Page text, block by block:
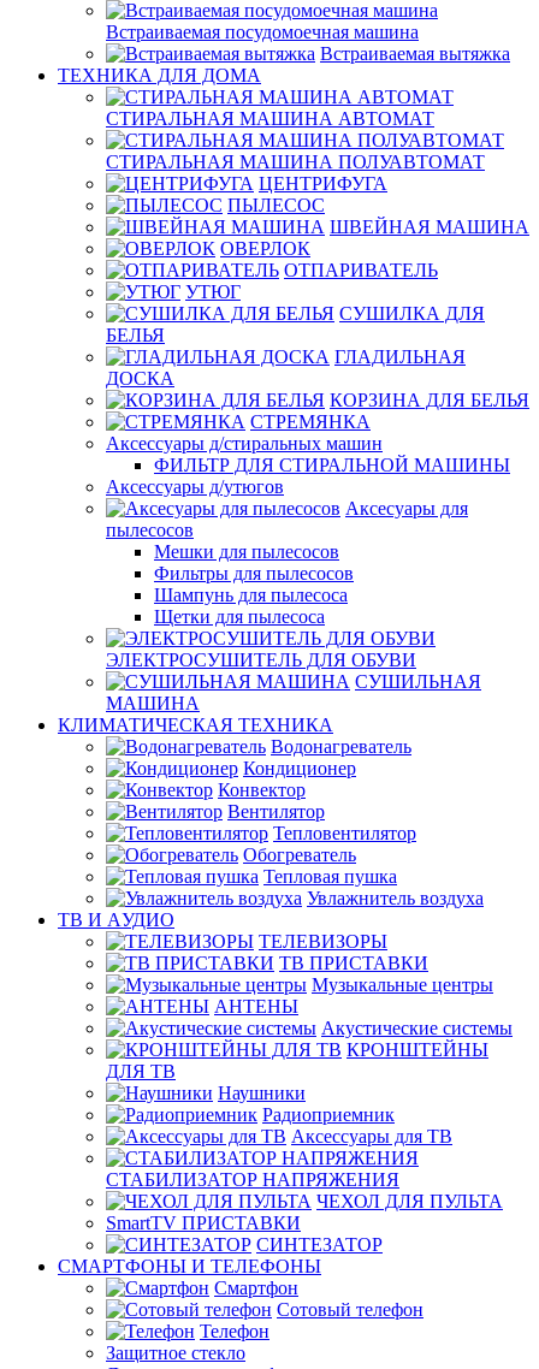
Встраиваемая посудомоечная машина
Встраиваемая вытяжка
ТЕХНИКА ДЛЯ ДОМА
СТИРАЛЬНАЯ МАШИНА АВТОМАТ
СТИРАЛЬНАЯ МАШИНА ПОЛУАВТОМАТ
ЦЕНТРИФУГА
ПЫЛЕСОС
ШВЕЙНАЯ МАШИНА
ОВЕРЛОК
ОТПАРИВАТЕЛЬ
УТЮГ
СУШИЛКА ДЛЯ
БЕЛЬЯ
ГЛАДИЛЬНАЯ
ДОСКА
КОРЗИНА ДЛЯ БЕЛЬЯ
СТРЕМЯНКА
Аксессуары д/стиральных машин
ФИЛЬТР ДЛЯ СТИРАЛЬНОЙ МАШИНЫ
Аксессуары д/утюгов
Аксесуары для
пылесосов
Мешки для пылесосов
Фильтры для пылесосов
Шампунь для пылесоса
Щетки для пылесоса
ЭЛЕКТРОСУШИТЕЛЬ ДЛЯ ОБУВИ
СУШИЛЬНАЯ
МАШИНА
КЛИМАТИЧЕСКАЯ ТЕХНИКА
Водонагреватель
Кондиционер
Конвектор
Вентилятор
Тепловентилятор
Обогреватель
Тепловая пушка
Увлажнитель воздуха
ТВ И AУДИО
ТЕЛЕВИЗОРЫ
ТВ ПРИСТАВКИ
Музыкальные центры
АНТЕНЫ
Акустические системы
КРОНШТЕЙНЫ
ДЛЯ ТВ
Наушники
Радиоприемник
Аксессуары для ТВ
СТАБИЛИЗАТОР НАПРЯЖЕНИЯ
ЧЕХОЛ ДЛЯ ПУЛЬТА
SmartTV ПРИСТАВКИ
СИНТЕЗАТОР
СМАРТФОНЫ И ТЕЛЕФОНЫ
Смартфон
Сотовый телефон
Телефон
Защитное стекло